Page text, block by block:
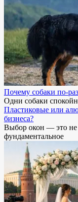
Почему собаки по-
Одни собаки
Пластиковые или
бизнеса?
Выбор окон — это не
фундаментальное